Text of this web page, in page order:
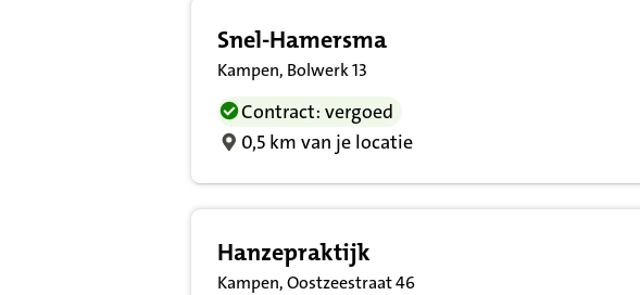
Snel-Hamersma
Kampen, Bolwerk 13
Contract: vergoed
0,5 km van je locatie
Hanzepraktijk
Kampen, Oostzeestraat 46